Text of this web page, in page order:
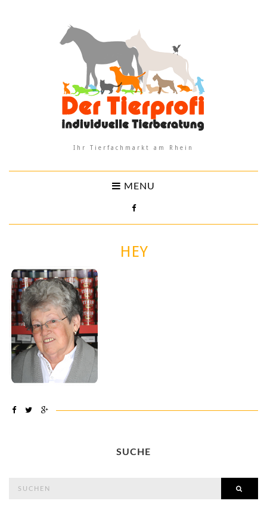
Ihr Tierfachmarkt am Rhein
MENU
HEY
SUCHE